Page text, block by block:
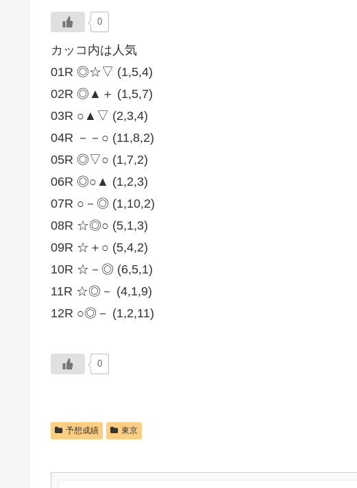
0
カッコ内は人気
01R ◎☆▽ (1,5,4)
02R ◎▲＋ (1,5,7)
03R ○▲▽ (2,3,4)
04R －－○ (11,8,2)
05R ◎▽○ (1,7,2)
06R ◎○▲ (1,2,3)
07R ○－◎ (1,10,2)
08R ☆◎○ (5,1,3)
09R ☆＋○ (5,4,2)
10R ☆－◎ (6,5,1)
11R ☆◎－ (4,1,9)
12R ○◎－ (1,2,11)
0
予想成績 東京